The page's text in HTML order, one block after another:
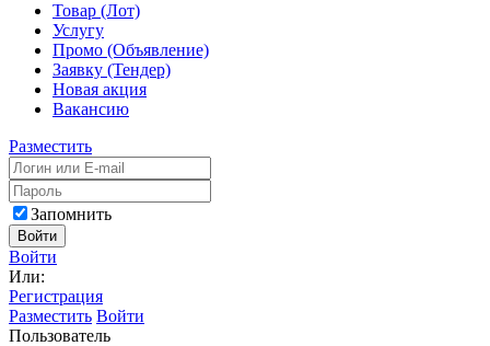
Товар (Лот)
Услугу
Промо (Объявление)
Заявку (Тендер)
Новая акция
Вакансию
Разместить
Запомнить
Войти
Войти
Или:
Регистрация
Разместить Войти
Пользователь